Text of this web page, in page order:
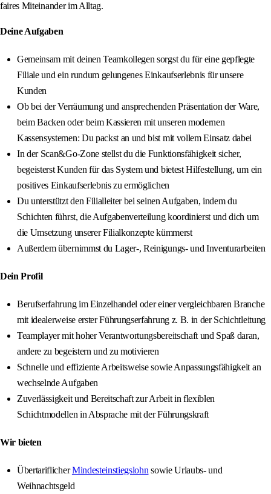
faires Miteinander im Alltag.
Deine Aufgaben
Gemeinsam mit deinen Teamkollegen sorgst du für eine gepflegte
Filiale und ein rundum gelungenes Einkaufserlebnis für unsere
Kunden
Ob bei der Verräumung und ansprechenden Präsentation der Ware,
beim Backen oder beim Kassieren mit unseren modernen
Kassensystemen: Du packst an und bist mit vollem Einsatz dabei
In der Scan&Go-Zone stellst du die Funktionsfähigkeit sicher,
begeisterst Kunden für das System und bietest Hilfestellung, um ein
positives Einkaufserlebnis zu ermöglichen
Du unterstützt den Filialleiter bei seinen Aufgaben, indem du
Schichten führst, die Aufgabenverteilung koordinierst und dich um
die Umsetzung unserer Filialkonzepte kümmerst
Außerdem übernimmst du Lager-, Reinigungs- und Inventurarbeiten
Dein Profil
Berufserfahrung im Einzelhandel oder einer vergleichbaren Branche
mit idealerweise erster Führungserfahrung z. B. in der Schichtleitung
Teamplayer mit hoher Verantwortungsbereitschaft und Spaß daran,
andere zu begeistern und zu motivieren
Schnelle und effiziente Arbeitsweise sowie Anpassungsfähigkeit an
wechselnde Aufgaben
Zuverlässigkeit und Bereitschaft zur Arbeit in flexiblen
Schichtmodellen in Absprache mit der Führungskraft
Wir bieten
ÜbertariflicherMindesteinstiegslohn sowie Urlaubs- und
Weihnachtsgeld